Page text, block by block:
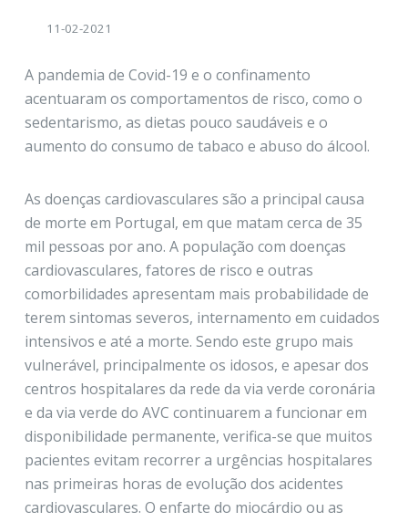
11-02-2021
A pandemia de Covid-19 e o confinamento
acentuaram os comportamentos de risco, como o
sedentarismo, as dietas pouco saudáveis e o
aumento do consumo de tabaco e abuso do álcool.
As doenças cardiovasculares são a principal causa
de morte em Portugal, em que matam cerca de 35
mil pessoas por ano. A população com doenças
cardiovasculares, fatores de risco e outras
comorbilidades apresentam mais probabilidade de
terem sintomas severos, internamento em cuidados
intensivos e até a morte. Sendo este grupo mais
vulnerável, principalmente os idosos, e apesar dos
centros hospitalares da rede da via verde coronária
e da via verde do AVC continuarem a funcionar em
disponibilidade permanente, verifica-se que muitos
pacientes evitam recorrer a urgências hospitalares
nas primeiras horas de evolução dos acidentes
cardiovasculares. O enfarte do miocárdio ou as